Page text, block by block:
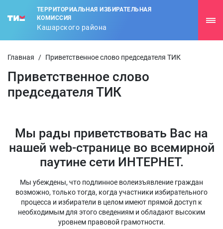
ТЕРРИТОРИАЛЬНАЯ ИЗБИРАТЕЛЬНАЯ
КОМИССИЯ
Кашарского района
Главная / Приветственное слово председателя ТИК
Приветственное слово
председателя ТИК
Мы рады приветствовать Вас на
нашей web-странице во всемирной
паутине сети ИНТЕРНЕТ.
Мы убеждены, что подлинное волеизъявление граждан
возможно, только тогда, когда участники избирательного
процесса и избиратели в целом имеют прямой доступ к
необходимым для этого сведениям и обладают высоким
уровнем правовой грамотности.